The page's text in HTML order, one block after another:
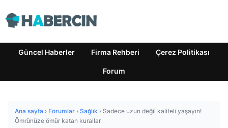
Güncel Haberler Firma Rehberi Çerez Politikası
Forum
Ana sayfa › Forumlar › Sağlık › Sadece uzun değil kaliteli yaşayın!
Ömrünüze ömür katan kurallar